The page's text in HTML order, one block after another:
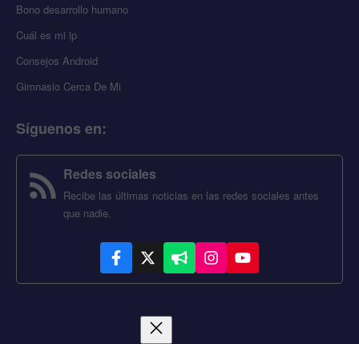
Bono desarrollo humano
Cuál es mi ip
Consejos Android
Gimnasio Cerca De Mi
Síguenos en:
Redes sociales
Recibe las últimas noticias en las redes sociales antes
que nadie.